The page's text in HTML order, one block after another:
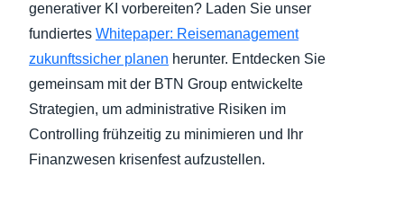
generativer KI vorbereiten? Laden Sie unser
fundiertes Whitepaper: Reisemanagement
zukunftssicher planen herunter. Entdecken Sie
gemeinsam mit der BTN Group entwickelte
Strategien, um administrative Risiken im
Controlling frühzeitig zu minimieren und Ihr
Finanzwesen krisenfest aufzustellen.